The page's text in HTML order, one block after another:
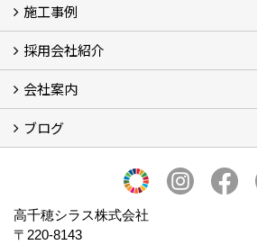
SDGs、GHGへの取り組み (2)
マグマシラス米
特別対談 (2)
高千穂シラス解説ムービー
研究プロジェクト (4)
プロジェクト (3)
施工事例
施工事例
お客様からのお便り
採用会社紹介
採用会社紹介
「鏝人の会」左官店のご紹介
会社案内
会社概要・沿革
代表の実績
製造紹介
ショールーム
アクセス
採用情報
バナーダウンロード
プライバシーポリシー
Takachiho Shirasu Global Site
LINE公式アカウント
ブログ
高千穂シラス株式会社
〒220-8143